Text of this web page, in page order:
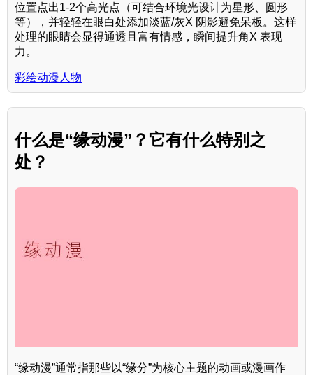
位置点出1-2个高光点（可结合环境光设计为星形、圆形
等），并轻轻在眼白处添加淡蓝/灰X 阴影避免呆板。这样
处理的眼睛会显得通透且富有情感，瞬间提升角X 表现
力。
彩绘动漫人物
什么是“缘动漫”？它有什么特别之
处？
“缘动漫”通常指那些以“缘分”为核心主题的动画或漫画作